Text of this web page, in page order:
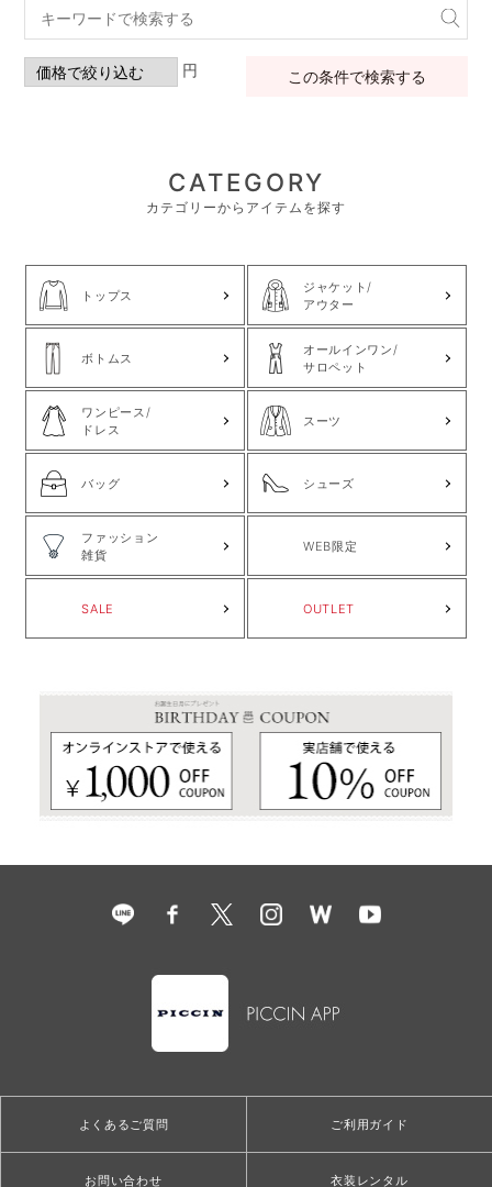
円 この条件で検索する
CATEGORY
カテゴリーからアイテムを探す
トップス
ジャケット/
アウター
ボトムス
オールインワン/
サロペット
ワンピース/
ドレス
スーツ
バッグ シューズ
ファッション
雑貨
WEB限定
SALE OUTLET
よくあるご質問 ご利用ガイド
お問い合わせ 衣装レンタル